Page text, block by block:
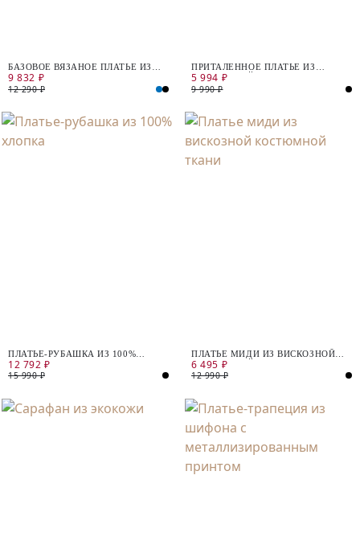
БАЗОВОЕ ВЯЗАНОЕ ПЛАТЬЕ ИЗ
ВИСКОЗЫ
9 832 ₽
12 290 ₽
ПРИТАЛЕННОЕ ПЛАТЬЕ ИЗ
КОСТЮМНОЙ ТКАНИ С
РУКАВАМИ КЛЁШ
5 994 ₽
9 990 ₽
ПЛАТЬЕ-РУБАШКА ИЗ 100%
ХЛОПКА
12 792 ₽
15 990 ₽
ПЛАТЬЕ МИДИ ИЗ ВИСКОЗНОЙ
КОСТЮМНОЙ ТКАНИ
6 495 ₽
12 990 ₽